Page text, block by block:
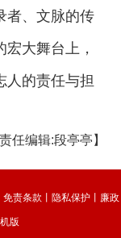
者、文脉的传
大舞台上，
人的责任与担
责任编辑:段亭亭】
免责条款 隐私保护 廉政
版